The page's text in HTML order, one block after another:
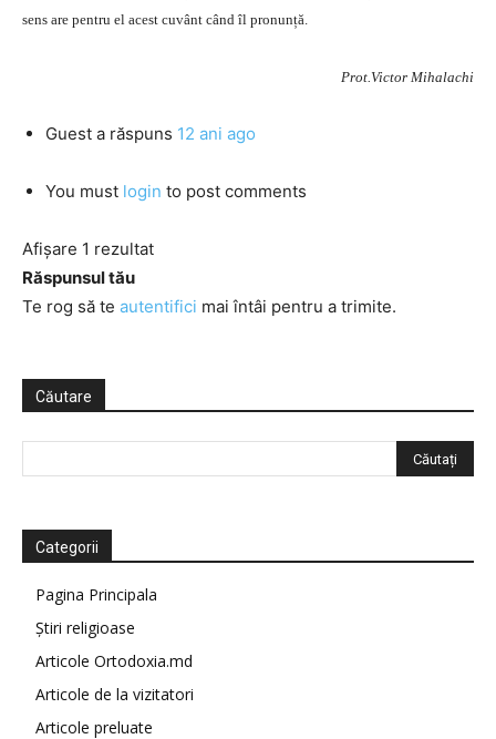
sens are pentru el acest cuvânt când îl pronunță.
Prot.Victor Mihalachi
Guest a răspuns 12 ani ago
You must login to post comments
Afișare 1 rezultat
Răspunsul tău
Te rog să te autentifici mai întâi pentru a trimite.
Căutare
Categorii
Pagina Principala
Știri religioase
Articole Ortodoxia.md
Articole de la vizitatori
Articole preluate